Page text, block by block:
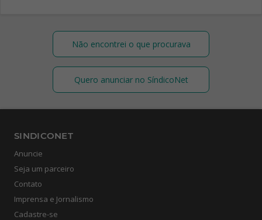
Não encontrei o que procurava
Quero anunciar no SíndicoNet
SINDICONET
Anuncie
Seja um parceiro
Contato
Imprensa e Jornalismo
Cadastre-se